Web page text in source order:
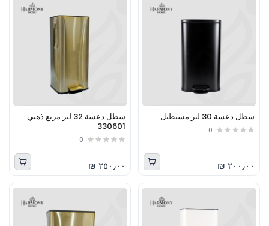
سطل دعسة 30 لتر مستطيل
0
٢٠٠٫٠٠ ₪
سطل دعسة 32 لتر مربع ذهبي
330601
0
٢٥٠٫٠٠ ₪